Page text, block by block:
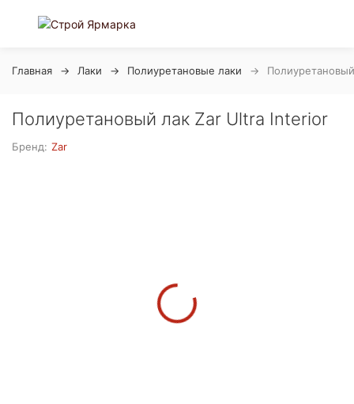
Главная Лаки Полиуретановые лаки
Полиуретановый лак Zar Ultra Interior
Бренд: Zar